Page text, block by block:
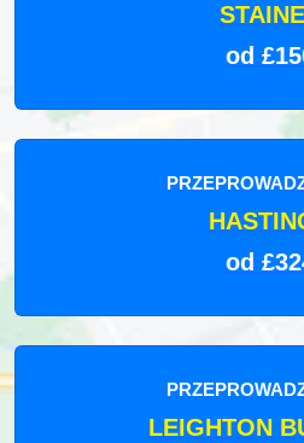
od
od
LEIGHTON